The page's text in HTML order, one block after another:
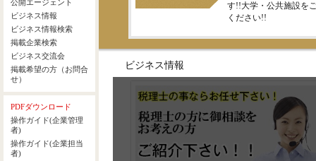
す!!大学・公共施設を
ください!!
ビジネス情報